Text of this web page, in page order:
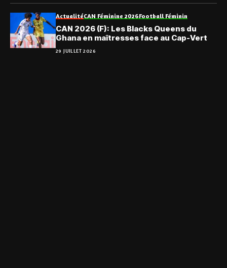
ActualitéCAN Féminine 2026Football Féminin
CAN 2026 (F): Les Blacks Queens du
Ghana en maîtresses face au Cap-Vert
29 JUILLET 2026